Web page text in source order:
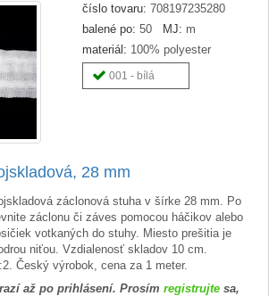
číslo tovaru: 708197235280
balené po: 50 MJ: m
materiál: 100% polyester
001 - bílá
28 mm
záclonová stuha v šírke 28 mm. Po
záclonu či záves pomocou háčikov alebo
votkaných do stuhy. Miesto prešitia je
niťou. Vzdialenosť skladov 10 cm.
Český výrobok, cena za 1 meter.
až po prihlásení. Prosím registrujte sa,